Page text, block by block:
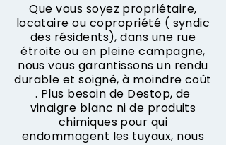
Que vous soyez propriétaire,
locataire ou copropriété ( syndic
des résidents), dans une rue
étroite ou en pleine campagne,
nous vous garantissons un rendu
durable et soigné, à moindre coût
. Plus besoin de Destop, de
vinaigre blanc ni de produits
chimiques pour qui
endommagent les tuyaux, nous